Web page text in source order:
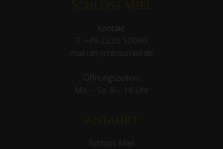
Schloss Miel
Kontakt:
T: +49 2226 10050
mail (at) schlossmiel.de
Öffnungszeiten:
Mo. – So. 8 – 18 Uhr
Anfahrt
Schloss Miel